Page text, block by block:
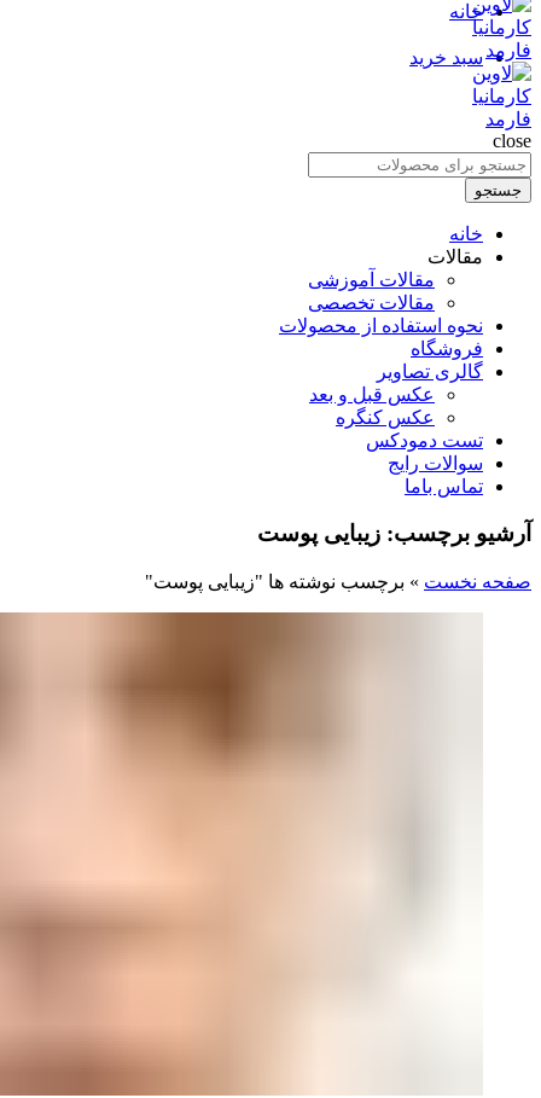
خانه
سبد خرید
close
جستجو
برای
:
جستجو
خانه
مقالات
مقالات آموزشی
مقالات تخصصی
نحوه استفاده از محصولات
فروشگاه
گالری تصاویر
عکس قبل و بعد
عکس کنگره
تست دمودکس
سوالات رایج
تماس باما
آرشیو برچسب: زیبایی پوست
صفحه نخست » برچسب نوشته ها "زیبایی پوست"